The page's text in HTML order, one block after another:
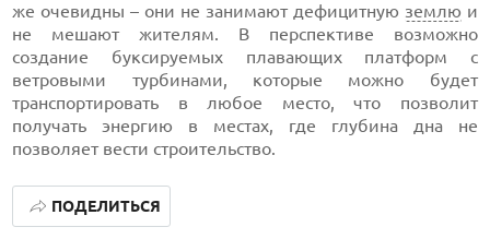
же очевидны – они не занимают дефицитную землю и
не мешают жителям. В перспективе возможно
создание буксируемых плавающих платформ с
ветровыми турбинами, которые можно будет
транспортировать в любое место, что позволит
получать энергию в местах, где глубина дна не
позволяет вести строительство.
ПОДЕЛИТЬСЯ